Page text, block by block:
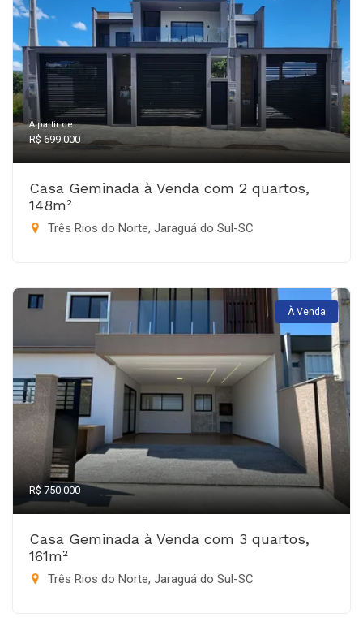
A partir de:
R$ 699.000
Casa Geminada à Venda com 2 quartos,
148m²
Três Rios do Norte, Jaraguá do Sul-SC
À Venda
R$ 750.000
Casa Geminada à Venda com 3 quartos,
161m²
Três Rios do Norte, Jaraguá do Sul-SC